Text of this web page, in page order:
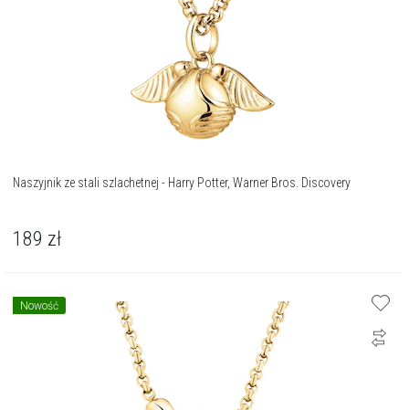
Naszyjnik ze stali szlachetnej - Harry Potter, Warner Bros. Discovery
189 zł
Nowość